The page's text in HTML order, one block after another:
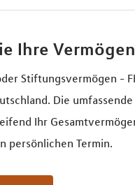
Ihre
Stiftungsvermögen -
Die
Ihr
persönlichen Termin.